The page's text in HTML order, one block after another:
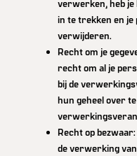
verwerken, heb
in te trekken en je
verwijderen.
Recht om je
recht om al je
bij de
hun geheel over
Recht op
de verwerking